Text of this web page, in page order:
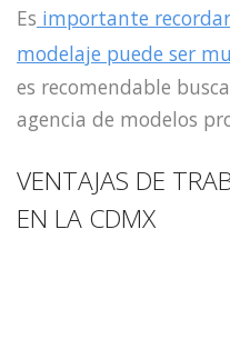
Es importante
modelaje puede ser
es recomendable
agencia de modelos
VENTAJAS DE
EN LA CDMX